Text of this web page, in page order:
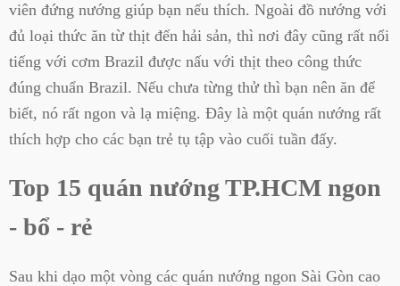
viên đứng nướng giúp bạn nếu thích. Ngoài đồ nướng với
đủ loại thức ăn từ thịt đến hải sản, thì nơi đây cũng rất nổi
tiếng với cơm Brazil được nấu với thịt theo công thức
đúng chuẩn Brazil. Nếu chưa từng thử thì bạn nên ăn để
biết, nó rất ngon và lạ miệng. Đây là một quán nướng rất
thích hợp cho các bạn trẻ tụ tập vào cuối tuần đấy.
Top 15 quán nướng TP.HCM ngon
- bổ - rẻ
Sau khi dạo một vòng các quán nướng ngon Sài Gòn cao